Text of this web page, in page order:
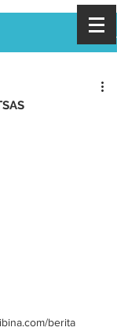
berita